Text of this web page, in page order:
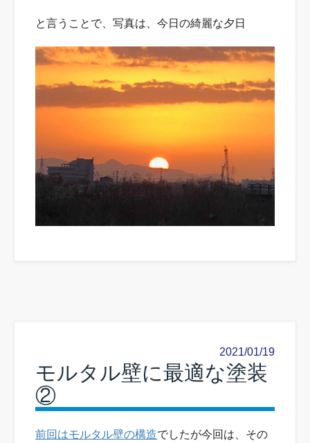
と言うことで、写真は、今日の綺麗な夕日
2021/01/19
モルタル壁に最適な塗装
②
前回はモルタル壁の構造でしたが今回は、その